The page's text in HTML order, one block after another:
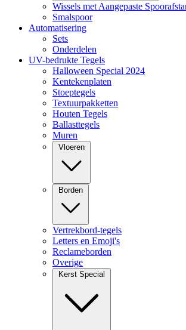
Wissels met Aangepaste
Smalspoor
Automatisering
Sets
Onderdelen
UV-bedrukte Tegels
Halloween Special 2024
Kentekenplaten
Stoeptegels
Textuurpakketten
Houten Tegels
Ballasttegels
Muren
Vloeren
Borden
Vertrekbord-tegels
Letters en Emoji's
Reclameborden
Overige
Kerst Special